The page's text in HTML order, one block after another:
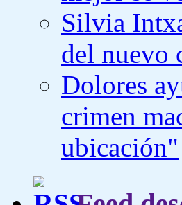
Silvia
del nuevo
Dolores
crimen
ubicación"